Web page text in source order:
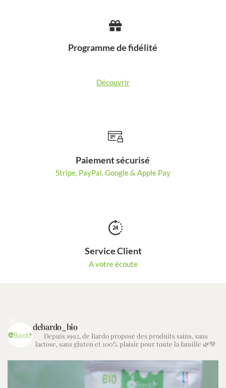
Programme de fidélité
Découvrir
Paiement sécurisé
Stripe, PayPal, Google & Apple Pay
Service Client
A votre écoute
debardo_bio
Depuis 1992, de Bardo propose des produits sains, sans
lactose, sans gluten et 100% plaisir pour toute la famille 🌿💚